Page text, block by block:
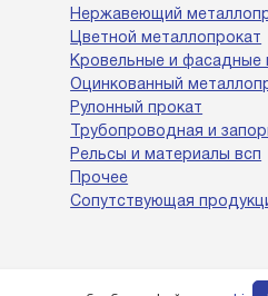
Нержавеющий
Цветной металлопрокат
Кровельные и фасадные
Оцинкованный
Рулонный прокат
Трубопроводная и
Рельсы и материалы всп
Прочее
Сопутствующая